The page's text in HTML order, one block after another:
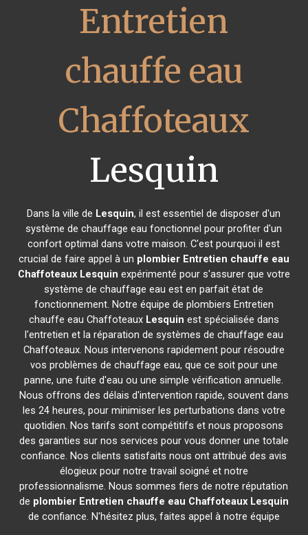
Entretien
chauffe eau
Chaffoteaux
Lesquin
Dans la ville de Lesquin, il est essentiel de disposer d'un
système de chauffage eau fonctionnel pour profiter d'un
confort optimal dans votre maison. C'est pourquoi il est
crucial de faire appel à un plombier Entretien chauffe eau
Chaffoteaux Lesquin expérimenté pour s'assurer que votre
système de chauffage eau est en parfait état de
fonctionnement. Notre équipe de plombiers Entretien
chauffe eau Chaffoteaux Lesquin est spécialisée dans
l'entretien et la réparation de systèmes de chauffage eau
Chaffoteaux. Nous intervenons rapidement pour résoudre
vos problèmes de chauffage eau, que ce soit pour une
panne, une fuite d'eau ou une simple vérification annuelle.
Nous offrons des délais d'intervention rapide, souvent dans
les 24 heures, pour minimiser les perturbations dans votre
quotidien. Nos tarifs sont compétitifs et nous proposons
des garanties sur nos services pour vous donner une totale
confiance. Nos clients satisfaits nous ont attribué des avis
élogieux pour notre travail soigné et notre
professionnalisme. Nous sommes fiers de notre réputation
de plombier Entretien chauffe eau Chaffoteaux Lesquin
de confiance. N'hésitez plus, faites appel à notre équipe